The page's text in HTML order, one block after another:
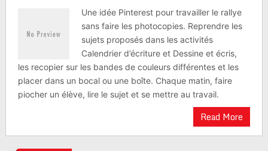
Une idée Pinterest pour travailler le rallye
sans faire les photocopies. Reprendre les
sujets proposés dans les activités
Calendrier d’écriture et Dessine et écris,
les recopier sur les bandes de couleurs différentes et les
placer dans un bocal ou une boîte. Chaque matin, faire
piocher un élève, lire le sujet et se mettre au travail.
Read More